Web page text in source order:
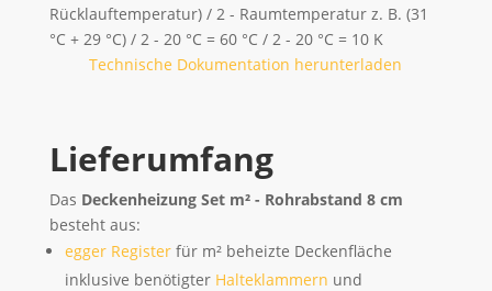
Rücklauftemperatur) / 2 - Raumtemperatur z. B. (31
°C + 29 °C) / 2 - 20 °C = 60 °C / 2 - 20 °C = 10 K
Technische Dokumentation herunterladen
Lieferumfang
Das Deckenheizung Set m² - Rohrabstand 8 cm
besteht aus:
egger Registerfür m² beheizte Deckenfläche
inklusive benötigter Halteklammern und